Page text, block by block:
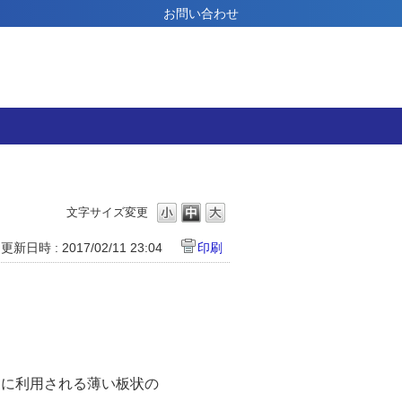
お問い合わせ
文字サイズ変更
更新日時 : 2017/02/11 23:04 印刷
利用される薄い板状の